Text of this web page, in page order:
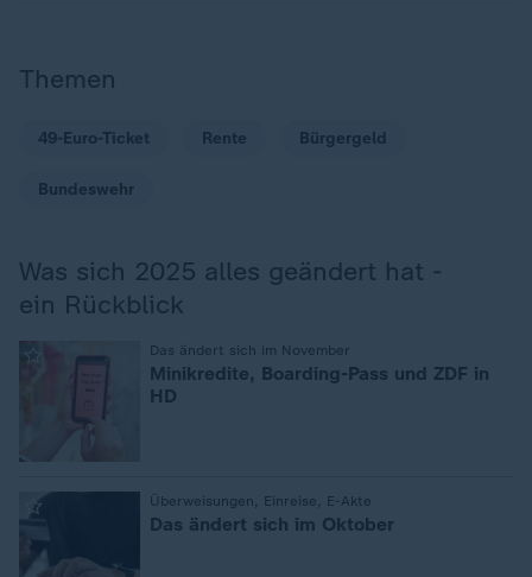
Themen
49-Euro-Ticket Rente Bürgergeld
Bundeswehr
Was sich 2025 alles geändert hat -
ein Rückblick
Das ändert sich im November
Minikredite, Boarding-Pass und ZDF in
HD
Überweisungen, Einreise, E-Akte
Das ändert sich im Oktober